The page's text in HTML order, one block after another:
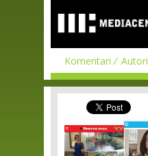
main
content
Komentari Autori